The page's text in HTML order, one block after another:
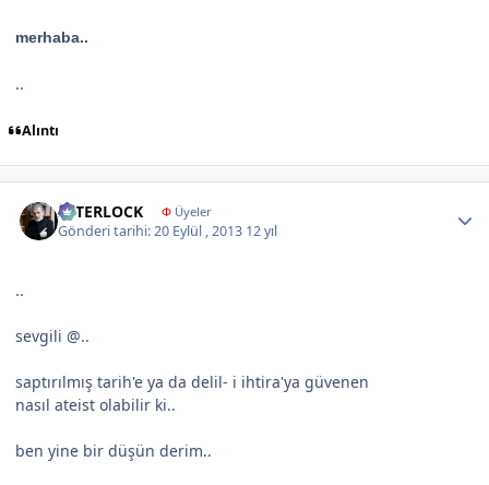
merhaba..
..
Alıntı
İNTERLOCK ΦÜyeler
Gönderi tarihi:20 Eylül , 2013 12 yıl
..
sevgili @..
saptırılmış tarih'e ya da delil- i ihtira'ya güvenen
nasıl ateist olabilir ki..
ben yine bir düşün derim..